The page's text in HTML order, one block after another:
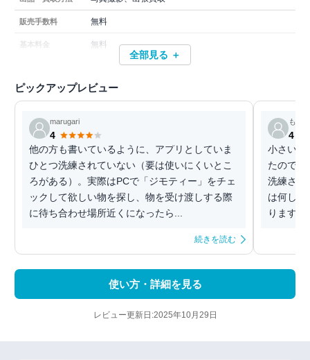
販売手数料 無料
基本料金 無料
全部見る ＋
ピックアップレビュー
marugari
4
他の方も書いているように、アプリとしていま
ひとつ洗練されていない（要は使いにくいとこ
ろがある）。実際はPCで「ジモティー」をチェ
ックして欲しい物を探し、物を受け渡しする際
に待ち合わせ場所近くになったら...
続きを読む
もち
4
小さい家
たので、
洗練され
は何した
使い方・詳細を見る
レビュー更新日:2025年10月29日